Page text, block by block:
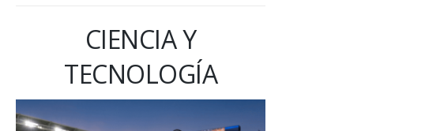
CIENCIA Y
TECNOLOGÍA